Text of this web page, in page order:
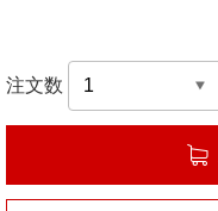
注文数